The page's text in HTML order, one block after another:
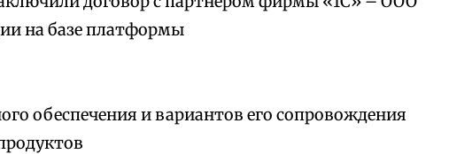
на базе платформы
обеспечения и вариантов его сопровождения